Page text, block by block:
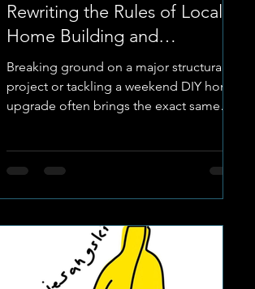
Rewriting the Rules of Local
Home Building and
Renovation
Breaking ground on a major structural
project or tackling a weekend DIY home
upgrade often brings the exact same
materials. But at Build It Potchefstroom,
titan located right in the heart of the
CBD accessible home improvement is
no longer just a tagline,it is the store's
core operating model. Through a suite
of flexible payment solutions,